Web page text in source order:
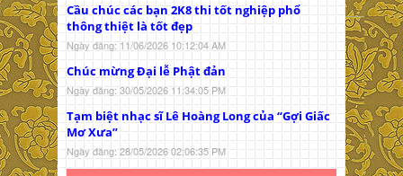
Cầu chúc các bạn 2K8 thi tốt nghiệp phổ
thông thiệt là tốt đẹp
Ngày đăng: 11/06/2026 10:12:04 AM
Chúc mừng Đại lễ Phật đản
Ngày đăng: 30/05/2026 11:34:05 PM
Tạm biệt nhạc sĩ Lê Hoàng Long của “Gợi Giấc
Mơ Xưa”
Ngày đăng: 28/05/2026 02:06:35 PM